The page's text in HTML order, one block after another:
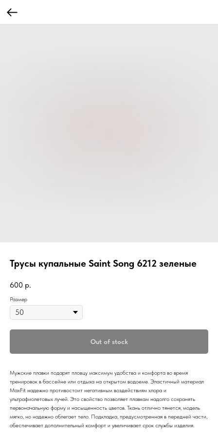
Трусы купальные Saint Song 6212 зеленые
600 р.
Размер
Out of stock
Мужские плавки подарят пловцу максимум удобства и комфорта во время
тренировок в бассейне или отдыха на открытом водоеме. Эластичный материал
MaxFit надежно противостоит негативным воздействиям хлора и
ультрафиолетовых лучей. Это свойство позволяет плавкам надолго сохранять
первоначальную форму и насыщенность цветов. Ткань отлично тянется, модель
мягко, но надежно облегает тело. Подкладка, предусмотренная в передней части,
обеспечивает дополнительный комфорт и увеличивает срок службы изделия.